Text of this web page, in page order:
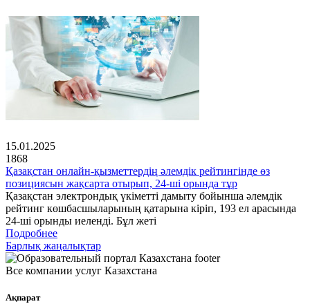
15.01.2025
1868
Қазақстан онлайн-қызметтердің әлемдік рейтингінде өз
позициясын жақсарта отырып, 24-ші орында тұр
Қазақстан электрондық үкіметті дамыту бойынша әлемдік
рейтинг көшбасшыларының қатарына кіріп, 193 ел арасында
24-ші орынды иеленді. Бұл жеті
Подробнее
Барлық жаңалықтар
Все компании услуг Казахстана
Ақпарат